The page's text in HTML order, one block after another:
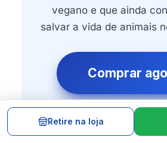
vegano e que ainda
salvar a vida de animais
Comprar
Retire na loja